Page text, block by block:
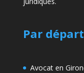
Par
Avocat en